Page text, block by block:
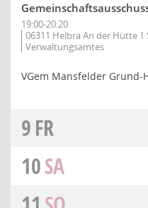
19:00-20:20
06311 Helbra An der Hütte
Verwaltungsamtes
VGem Mansfelder Grund-
9FR
10SA